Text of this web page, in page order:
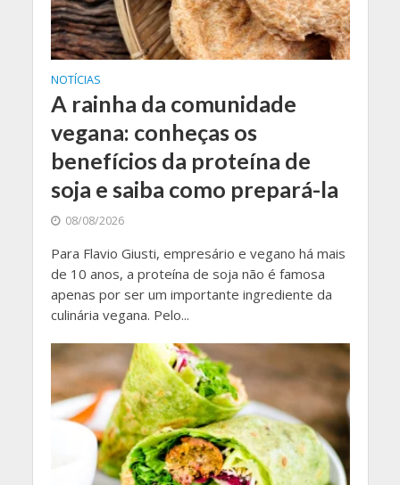
NOTÍCIAS
A rainha da comunidade
vegana: conheças os
benefícios da proteína de
soja e saiba como prepará-la
08/08/2026
Para Flavio Giusti, empresário e vegano há mais
de 10 anos, a proteína de soja não é famosa
apenas por ser um importante ingrediente da
culinária vegana. Pelo...